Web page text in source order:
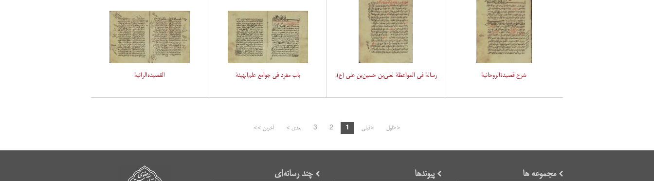
شرح قصیدةالروحانیة رسالة فی المواعظة لعلی‌بن حسین‌بن علی (ع)، باب مفرد فی جوامع علم‌الهیئة القصیده‌الرائیة
<<اول <قبلی 1
2
3 بعدی > آخرین >>
مجموعه ها پیوند‌ها چند رسانه‌ای